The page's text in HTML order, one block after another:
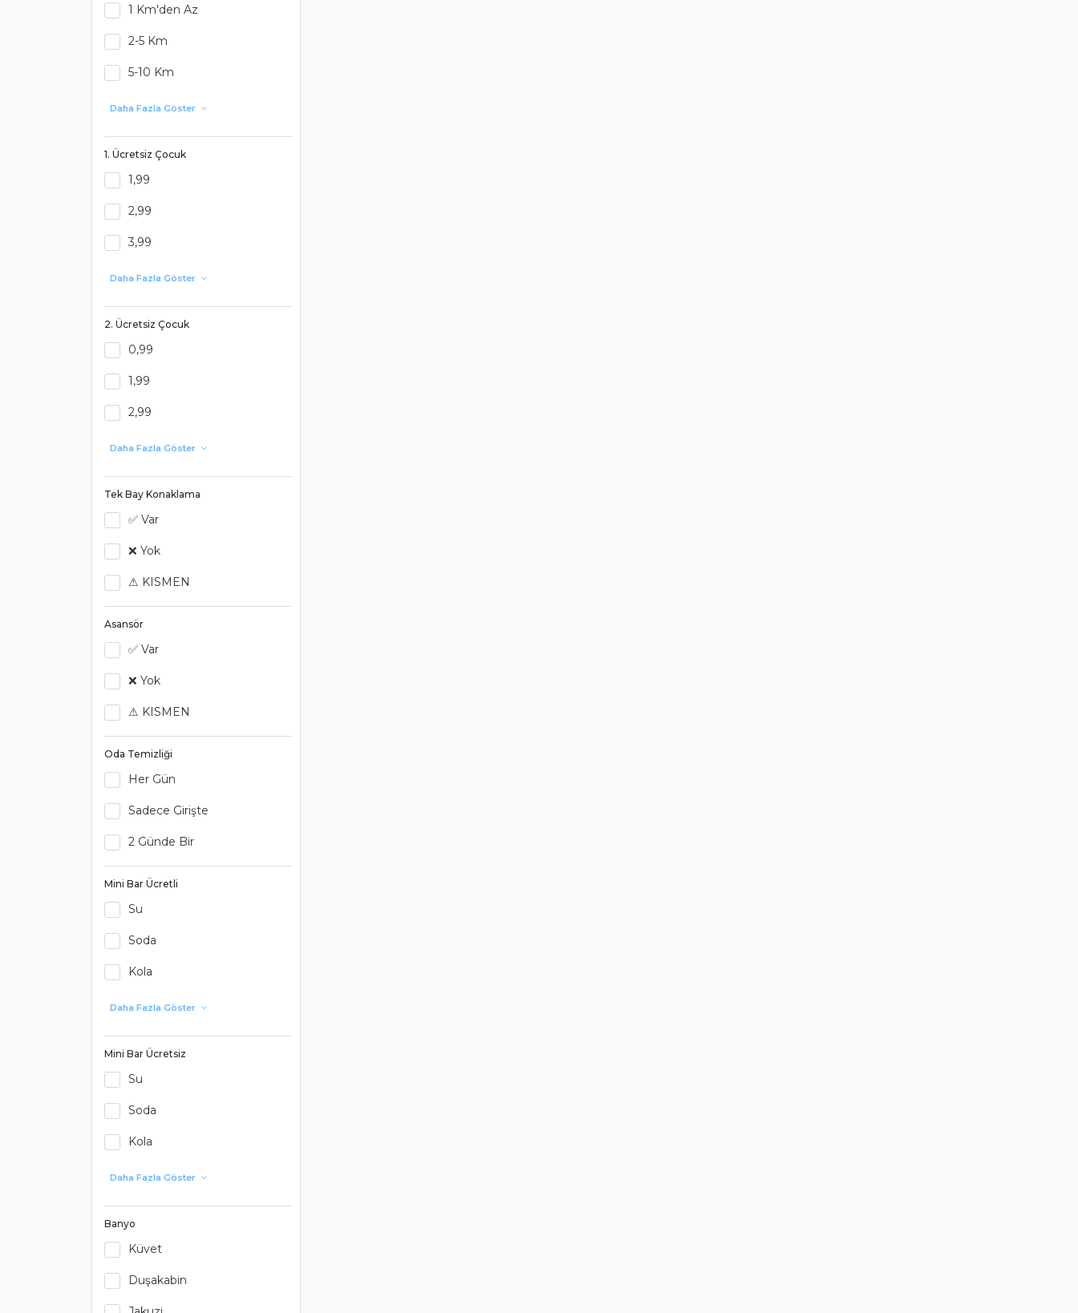
1 Km'den Az
2-5 Km
5-10 Km
Daha Fazla Göster
1. Ücretsiz Çocuk
1,99
2,99
3,99
Daha Fazla Göster
2. Ücretsiz Çocuk
0,99
1,99
2,99
Daha Fazla Göster
Tek Bay Konaklama
✅ Var
❌ Yok
⚠ KISMEN
Asansör
✅ Var
❌ Yok
⚠ KISMEN
Oda Temizliği
Her Gün
Sadece Girişte
2 Günde Bir
Mini Bar Ücretli
Su
Soda
Kola
Daha Fazla Göster
Mini Bar Ücretsiz
Su
Soda
Kola
Daha Fazla Göster
Banyo
Küvet
Duşakabin